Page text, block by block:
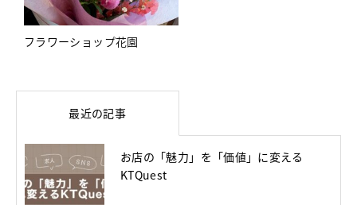
フラワーショップ花園
最近の記事
お店の「魅力」を「価値」に変える
KTQuest